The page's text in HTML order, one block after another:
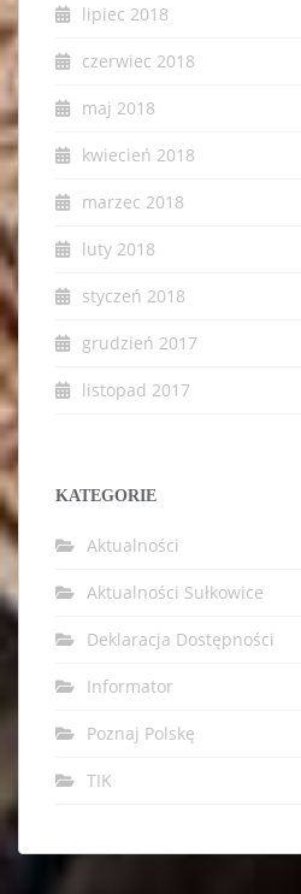
lipiec 2018
czerwiec 2018
maj 2018
kwiecień 2018
marzec 2018
luty 2018
styczeń 2018
grudzień 2017
listopad 2017
KATEGORIE
Aktualności
Aktualności Sułkowice
Deklaracja Dostępności
Informator
Poznaj Polskę
TIK